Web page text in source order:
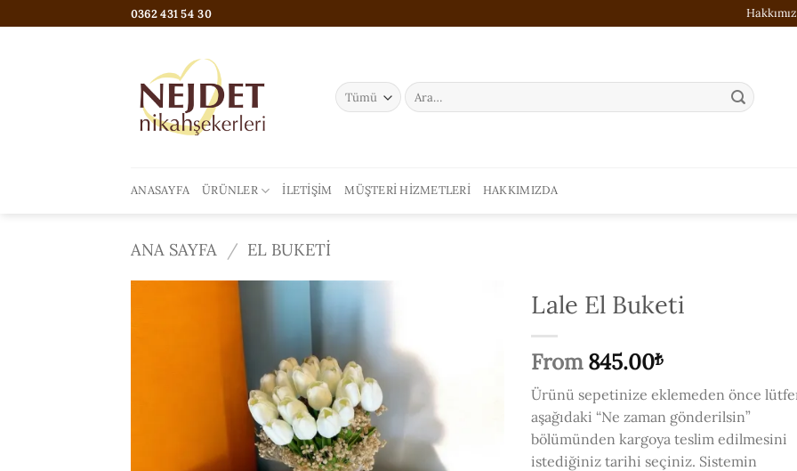
atla
0362 431 54 30
Ara:
ANASAYFA ÜRÜNLER İLETIŞIM MÜŞTERI HIZMETLERI HAKKIMIZDA
ANA SAYFA / EL BUKETI
LISTESI'NE
EKLE
Lale El Buketi
From 845.00₺
Ürünü sepetinize eklemeden önce
aşağıdaki “Ne zaman gönderilsin”
bölümünden kargoya teslim edilmesini
istediğiniz tarihi seçiniz. Sistemin